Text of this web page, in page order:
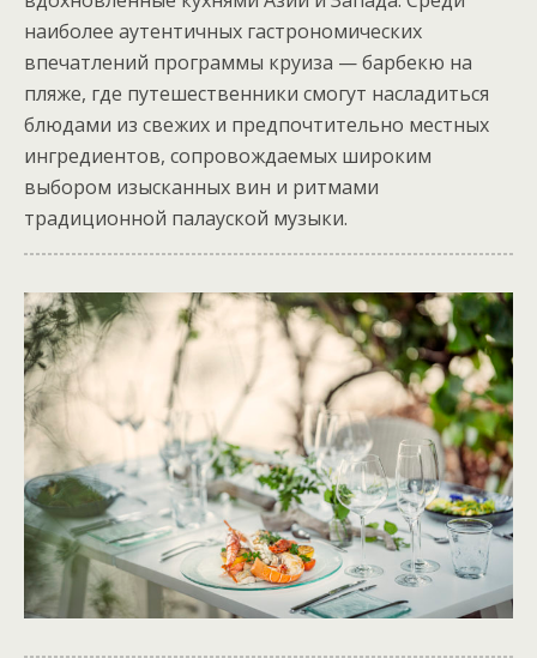
наиболее аутентичных гастрономических
впечатлений программы круиза — барбекю на
пляже, где путешественники смогут насладиться
блюдами из свежих и предпочтительно местных
ингредиентов, сопровождаемых широким
выбором изысканных вин и ритмами
традиционной палауской музыки.